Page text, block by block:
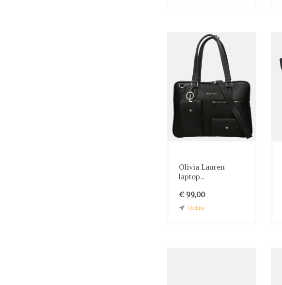
Olivia Lauren
laptop...
€ 99,00
Online